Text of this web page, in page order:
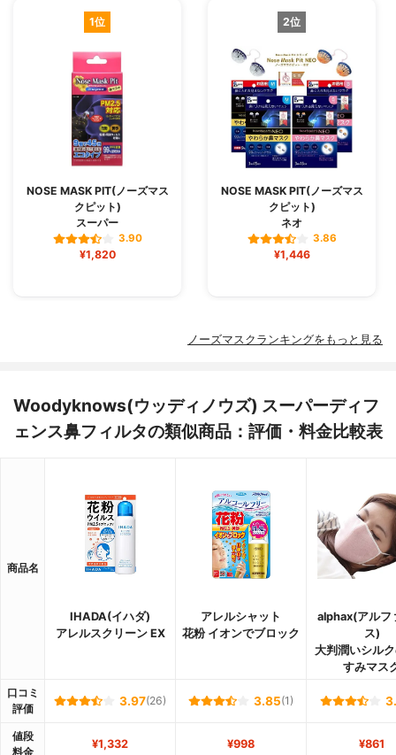
1位
NOSE MASK PIT(ノーズマス
クピット)
スーパー
3.90
¥1,820
2位
NOSE MASK PIT(ノーズマス
クピット)
ネオ
3.86
¥1,446
ノーズマスクランキングをもっと見る
Woodyknows(ウッディノウズ) スーパーディフ
ェンス鼻フィルタの類似商品：評価・料金比較表
商品名
IHADA(イハダ)
アレルスクリーン EX
アレルシャット
花粉 イオンでブロック
alphax(アルフ
ス)
大判潤いシル
すみマス
口コミ
評価
3.97(26) 3.85(1)
値段
料金
¥1,332 ¥998 ¥861